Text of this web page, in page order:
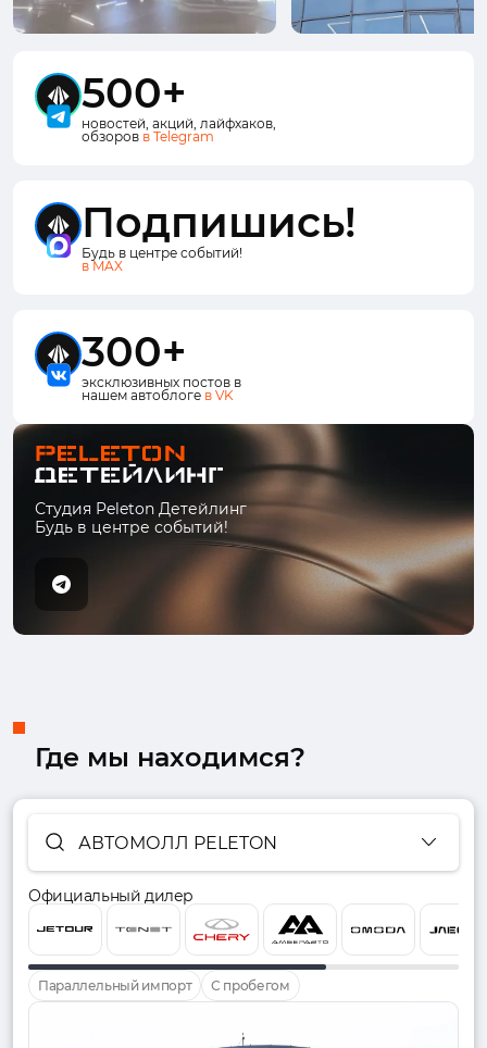
500+
новостей, акций, лайфхаков,
обзоров в Telegram
Подпишись!
Будь в центре событий!
в MAX
300+
эксклюзивных постов в
нашем автоблоге в VK
Студия Peleton Детейлинг
Будь в центре событий!
Где мы находимся?
АВТОМОЛЛ PELETON
Официальный дилер
Параллельный импорт С пробегом